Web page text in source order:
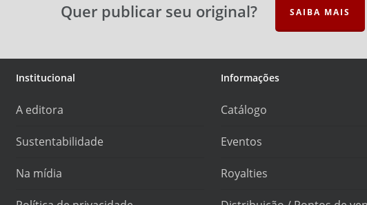
Quer publicar seu original? SAIBA MAIS
Institucional
A editora
Sustentabilidade
Na mídia
Informações
Catálogo
Eventos
Royalties